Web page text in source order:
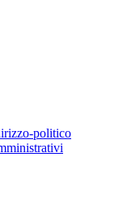
politico